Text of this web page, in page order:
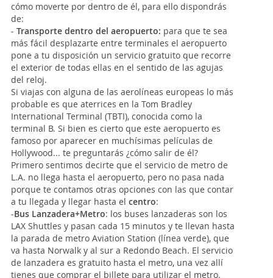
cómo moverte por dentro de él, para ello dispondrás
de:
- Transporte dentro del aeropuerto: para que te sea
más fácil desplazarte entre terminales el aeropuerto
pone a tu disposición un servicio gratuito que recorre
el exterior de todas ellas en el sentido de las agujas
del reloj.
Si viajas con alguna de las aerolíneas europeas lo más
probable es que aterrices en la Tom Bradley
International Terminal (TBTI), conocida como la
terminal B. Si bien es cierto que este aeropuerto es
famoso por aparecer en muchísimas películas de
Hollywood... te preguntarás ¿cómo salir de él?
Primero sentimos decirte que el servicio de metro de
L.A. no llega hasta el aeropuerto, pero no pasa nada
porque te contamos otras opciones con las que contar
a tu llegada y llegar hasta el centro:
-Bus Lanzadera+Metro: los buses lanzaderas son los
LAX Shuttles y pasan cada 15 minutos y te llevan hasta
la parada de metro Aviation Station (línea verde), que
va hasta Norwalk y al sur a Redondo Beach. El servicio
de lanzadera es gratuito hasta el metro, una vez allí
tienes que comprar el billete para utilizar el metro.